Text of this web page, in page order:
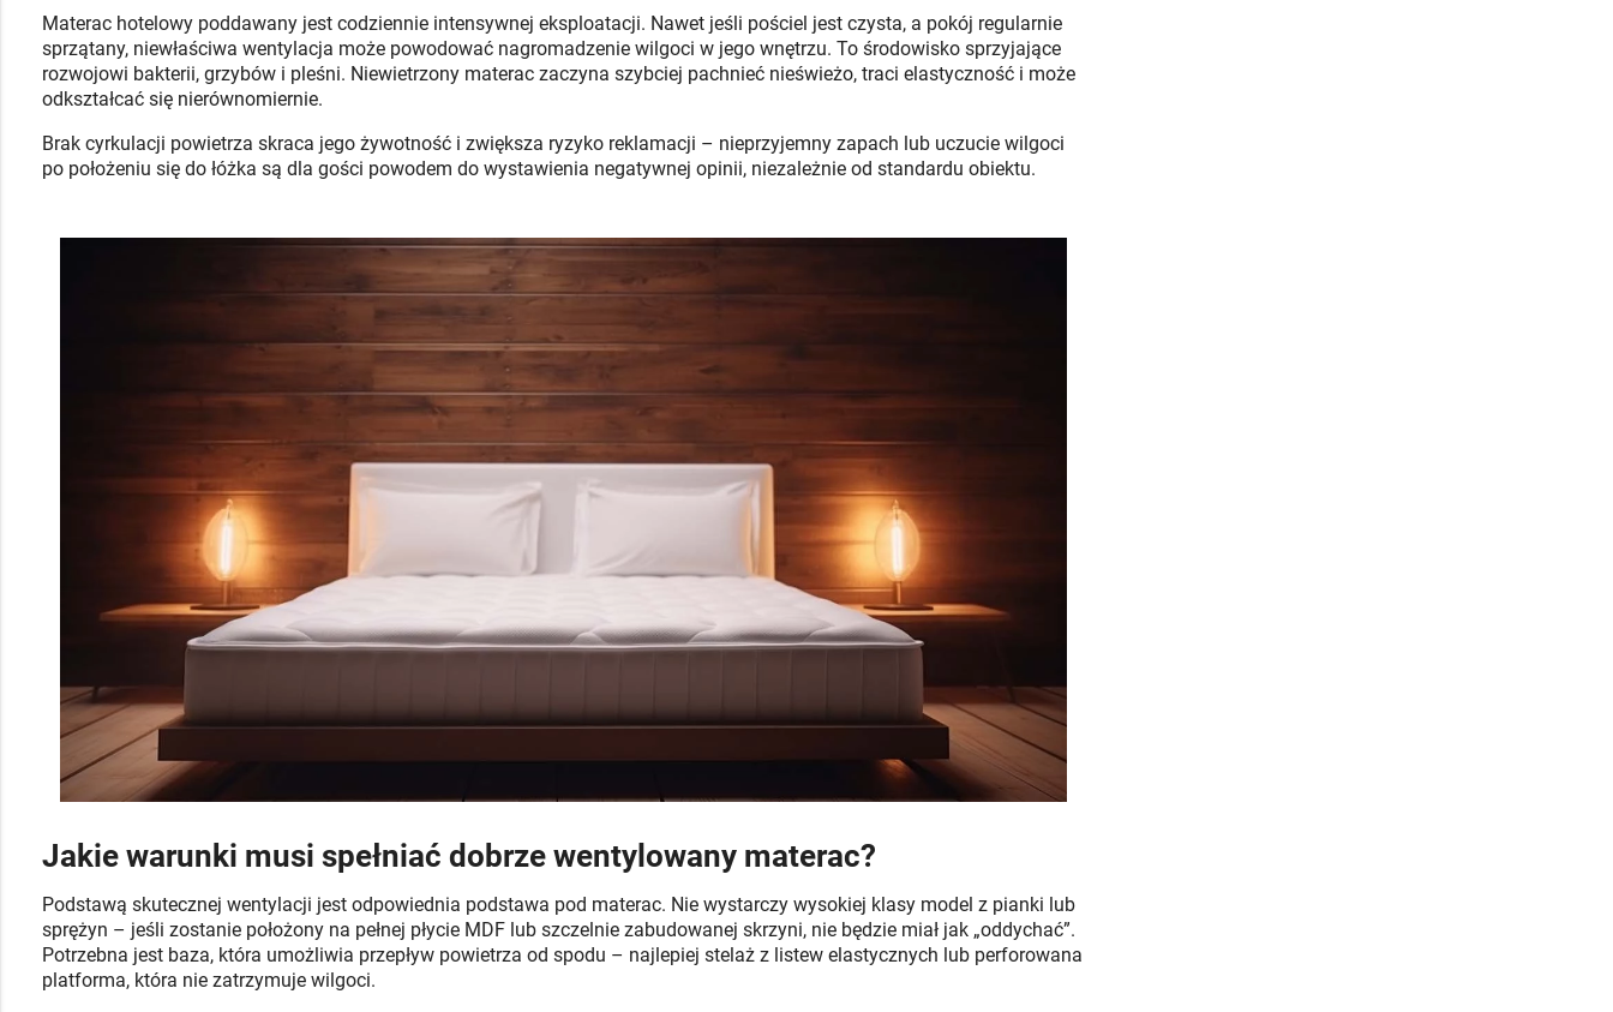
Materac hotelowy poddawany jest codziennie intensywnej eksploatacji. Nawet jeśli pościel jest czysta, a pokój regularnie
sprzątany, niewłaściwa wentylacja może powodować nagromadzenie wilgoci w jego wnętrzu. To środowisko sprzyjające
rozwojowi bakterii, grzybów i pleśni. Niewietrzony materac zaczyna szybciej pachnieć nieświeżo, traci elastyczność i może
odkształcać się nierównomiernie.
Brak cyrkulacji powietrza skraca jego żywotność i zwiększa ryzyko reklamacji – nieprzyjemny zapach lub uczucie wilgoci
po położeniu się do łóżka są dla gości powodem do wystawienia negatywnej opinii, niezależnie od standardu obiektu.
Jakie warunki musi spełniać dobrze wentylowany materac?
Podstawą skutecznej wentylacji jest odpowiednia podstawa pod materac. Nie wystarczy wysokiej klasy model z pianki lub
sprężyn – jeśli zostanie położony na pełnej płycie MDF lub szczelnie zabudowanej skrzyni, nie będzie miał jak „oddychać”.
Potrzebna jest baza, która umożliwia przepływ powietrza od spodu – najlepiej stelaż z listew elastycznych lub perforowana
platforma, która nie zatrzymuje wilgoci.